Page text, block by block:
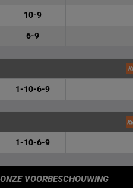
10-9
6-9
1-10-6-9
1-10-6-9
ONZE VOORBESCHOUWING